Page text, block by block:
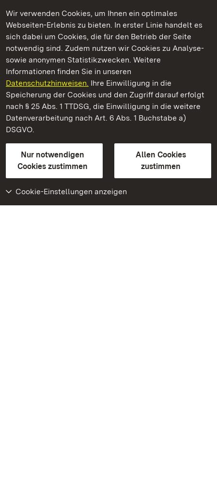
Wir verwenden Cookies, um Ihnen ein optimales
Webseiten-Erlebnis zu bieten. In erster Linie handelt es
sich dabei um Cookies, die für den Betrieb der Seite
notwendig sind. Zudem nutzen wir Cookies zu Analyse-
sowie anonymen Statistikzwecken. Weitere
Informationen finden Sie in unseren
Datenschutzhinweisen. Ihre Einwilligung in die
Speicherung der Cookies und den Zugriff darauf erfolgt
nach § 25 Abs. 1 TTDSG, die Einwilligung in die weitere
Datenverarbeitung nach Art. 6 Abs. 1 Buchstabe a)
DSGVO.
Nur notwendigen
Cookies zustimmen
Allen Cookies
zustimmen
Cookie-Einstellungen anzeigen
Kommen. Staunen. Genießen.
Staatliche Schlösser und Gärten Baden‑Württemberg
Staatliche Schlösser und Gärten Baden-Württemberg
Kontakt
GebärdenspracheLeichte Sprache
Erklärung zur Barrierefreiheit
BITV-konform (geprüfte Seiten)
Weiteres